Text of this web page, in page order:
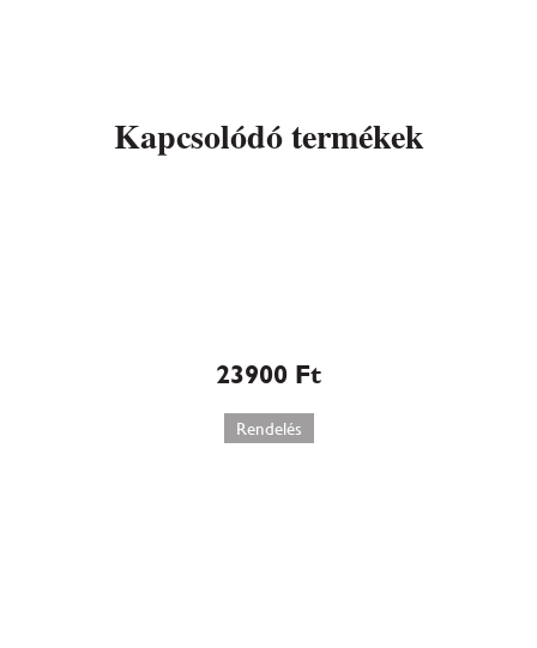
Kapcsolódó termékek
23900 Ft
Rendelés